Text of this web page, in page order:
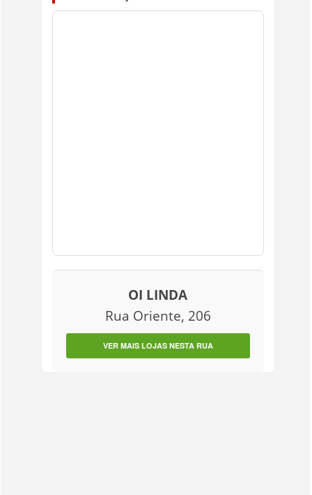
OI LINDA
Rua Oriente, 206
VER MAIS LOJAS NESTA RUA